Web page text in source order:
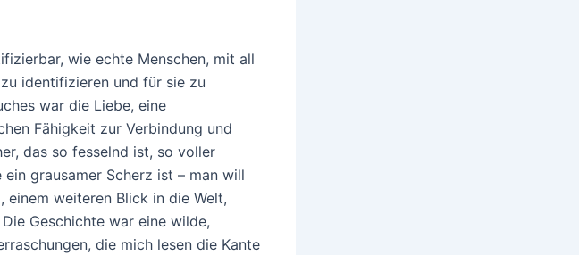
wie echte Menschen, mit all
identifizieren und für sie zu
war die Liebe, eine
Fähigkeit zur Verbindung und
das so fesselnd ist, so voller
grausamer Scherz ist – man will
einem weiteren Blick in die Welt,
Geschichte war eine wilde,
die mich lesen die Kante